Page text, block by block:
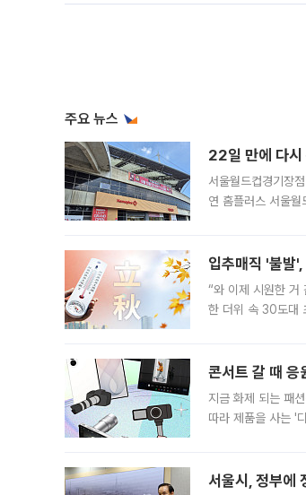
주요 뉴스
22일 만에 다시
서울월드컵경기장
연 홈플러스 서울
입추매직 '불발
“와 이제 시원한 거
한 더위 속 30도대
콘서트 갈 때
지금 화제 되는 패
따라 제품을 사는 '
서울시, 정부에